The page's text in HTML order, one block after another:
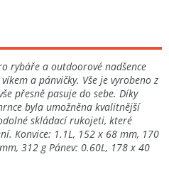
rybáře a outdoorové nadšence
a pánvičky. Vše je vyrobeno z
přesně pasuje do sebe. Díky
byla umožněna kvalitnější
skládací rukojeti, které
Konvice: 1.1L, 152 x 68 mm, 170
312 g Pánev: 0.60L, 178 x 40